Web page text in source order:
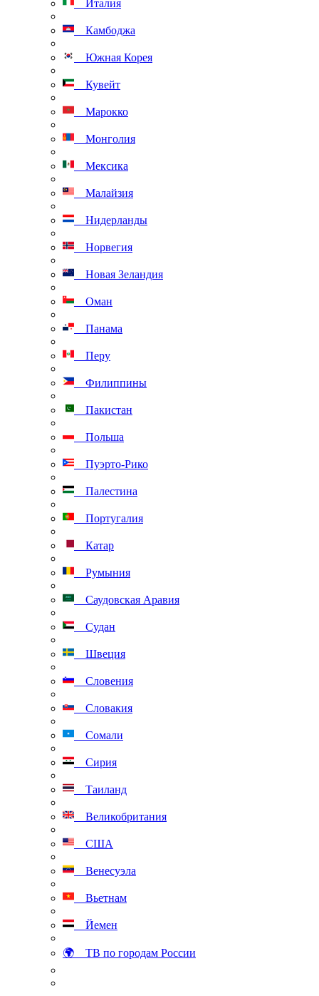
Италия
Камбоджа
Южная Корея
Кувейт
Марокко
Монголия
Мексика
Малайзия
Нидерланды
Норвегия
Новая Зеландия
Оман
Панама
Перу
Филиппины
Пакистан
Польша
Пуэрто-Рико
Палестина
Португалия
Катар
Румыния
Саудовская Аравия
Судан
Швеция
Словения
Словакия
Сомали
Сирия
Таиланд
Великобритания
США
Венесуэла
Вьетнам
Йемен
🌍 ТВ по городам России